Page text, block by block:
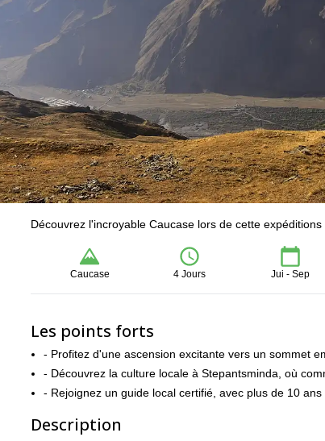
Découvrez l'incroyable Caucase lors de cette
Caucase 4 Jours Jui - Sep
Les points forts
- Profitez d'une ascension excitante vers un sommet
- Découvrez la culture locale à Stepantsminda, où
- Rejoignez un guide local certifié, avec plus de 10
Description